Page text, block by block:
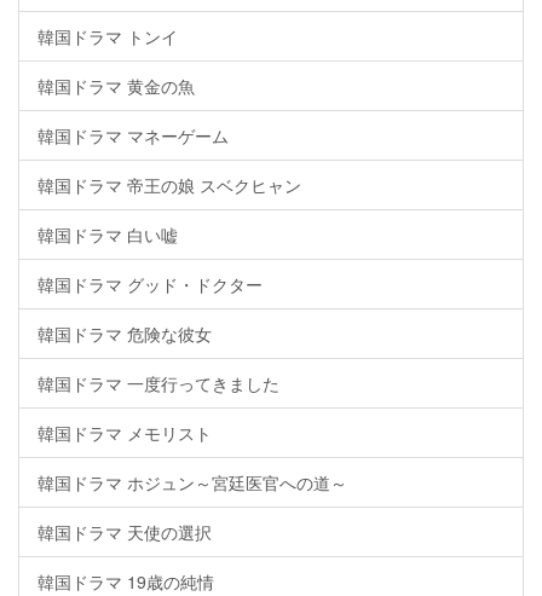
韓国ドラマ トンイ
韓国ドラマ 黄金の魚
韓国ドラマ マネーゲーム
韓国ドラマ 帝王の娘 スベクヒャン
韓国ドラマ 白い嘘
韓国ドラマ グッド・ドクター
韓国ドラマ 危険な彼女
韓国ドラマ 一度行ってきました
韓国ドラマ メモリスト
韓国ドラマ ホジュン～宮廷医官への道～
韓国ドラマ 天使の選択
韓国ドラマ 19歳の純情